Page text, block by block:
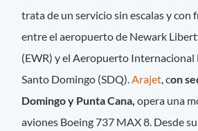
trata de un servicio sin escalas y con
entre el aeropuerto de Newark
(EWR) y el Aeropuerto Internacional
Santo Domingo (SDQ).Arajet, con
Domingo y Punta Cana,opera una
aviones Boeing 737 MAX 8. Desde